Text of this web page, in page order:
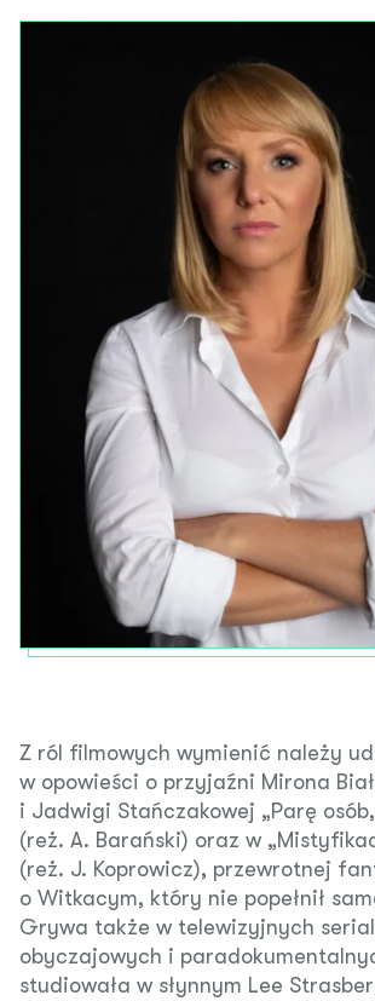
Z ról filmowych wymienić należy
w opowieści o przyjaźni Mirona
i Jadwigi Stańczakowej „Parę
(reż. A. Barański) oraz w
(reż. J. Koprowicz), przewrotnej
o Witkacym, który nie popełnił
Grywa także w telewizyjnych
obyczajowych i
studiowała w słynnym Lee